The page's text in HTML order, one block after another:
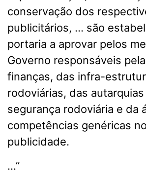
conservação dos
publicitários, … são
portaria a aprovar pelos
Governo responsáveis
finanças, das infra-
rodoviárias, das
segurança rodoviária e da
competências genéricas
publicidade.
…”